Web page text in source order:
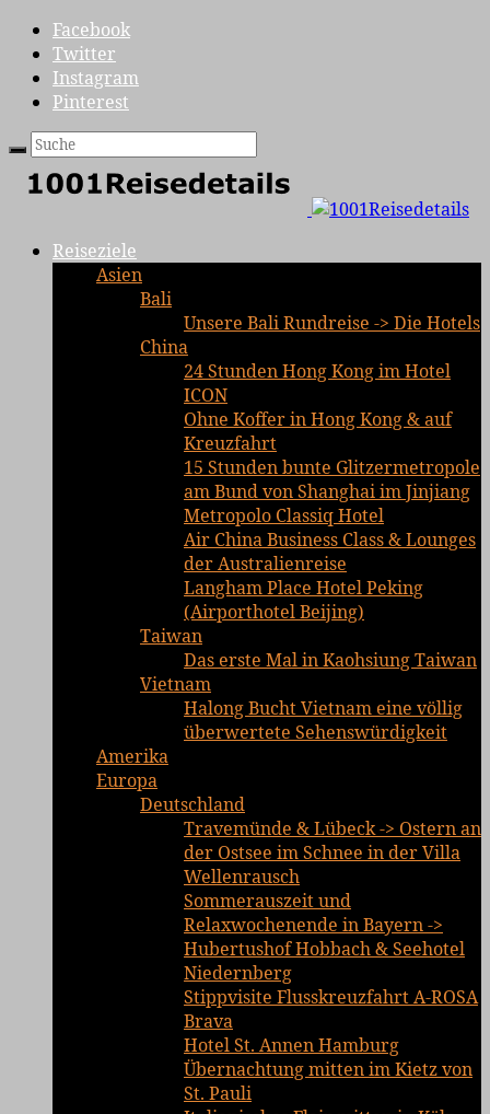
Facebook
Twitter
Instagram
Pinterest
Reiseziele
Asien
Bali
Unsere Bali Rundreise -> Die Hotels
China
24 Stunden Hong Kong im Hotel
ICON
Ohne Koffer in Hong Kong & auf
Kreuzfahrt
15 Stunden bunte Glitzermetropole
am Bund von Shanghai im Jinjiang
Metropolo Classiq Hotel
Air China Business Class & Lounges
der Australienreise
Langham Place Hotel Peking
(Airporthotel Beijing)
Taiwan
Das erste Mal in Kaohsiung Taiwan
Vietnam
Halong Bucht Vietnam eine völlig
überwertete Sehenswürdigkeit
Amerika
Europa
Deutschland
Travemünde & Lübeck -> Ostern an
der Ostsee im Schnee in der Villa
Wellenrausch
Sommerauszeit und
Relaxwochenende in Bayern ->
Hubertushof Hobbach & Seehotel
Niedernberg
Stippvisite Flusskreuzfahrt A-ROSA
Brava
Hotel St. Annen Hamburg
Übernachtung mitten im Kietz von
St. Pauli